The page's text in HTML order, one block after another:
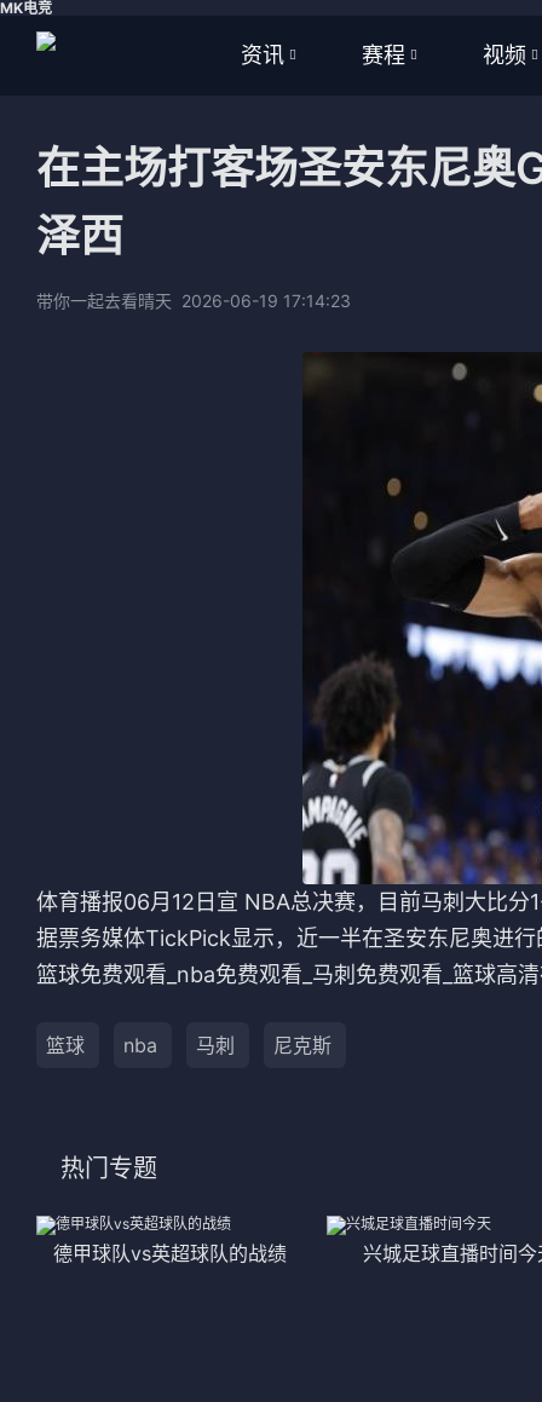
MK电竞
资讯
足球
体育
赛程
足球
西甲
意甲
德甲
法甲
视频
足球视
在主场打客场圣安东尼奥
泽西
带你一起去看晴天 2026-06-19 17:14:23
体育播报06月12日宣 NBA总决赛，目前马刺大比分
据票务媒体TickPick显示，近一半在圣安东尼奥进
篮球免费观看_nba免费观看_马刺免费观看_篮球高
篮球 nba 马刺 尼克斯
热门专题
德甲球队vs英超球队的战绩 兴城足球直播时间今